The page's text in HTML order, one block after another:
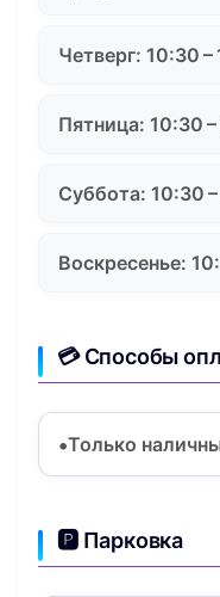
Четверг: 10:30 –
Пятница: 10:30
Суббота: 10:30
Воскресенье:
💳 Способы
Только
🅿️ Парковка